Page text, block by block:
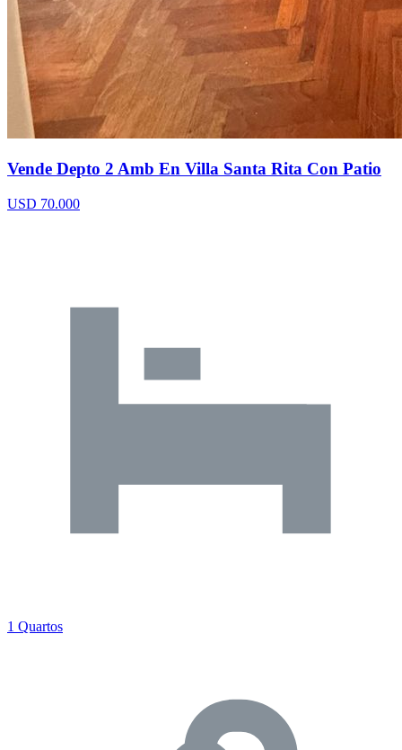
Vende Depto 2 Amb En Villa Santa Rita Con Patio
USD 70.000
1 Quartos